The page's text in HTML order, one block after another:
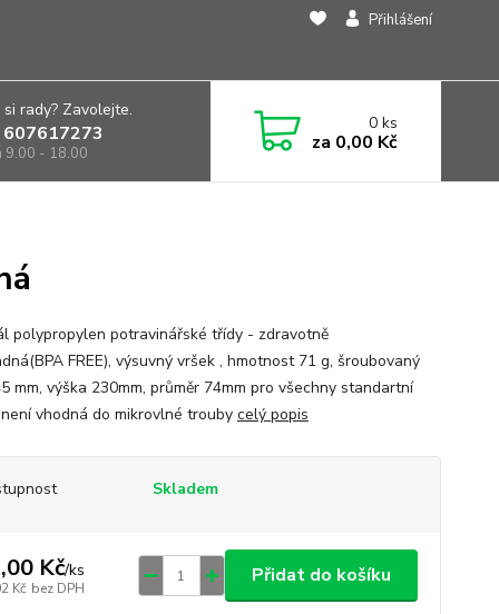
Přihlášení
rady? Zavolejte.
9.00 - 18.00
0ks
za 0,00 Kč
polypropylen potravinářské třídy - zdravotně
FREE), výsuvný vršek , hmotnost 71 g, šroubovaný
mm, výška 230mm, průměr 74mm pro všechny standartní
vhodná do mikrovlné trouby celý popis
Skladem
Kč/ks
Kč bez DPH
Přidat do košíku